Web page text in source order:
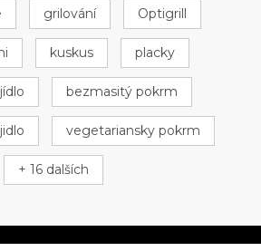
grilování Optigrill
kuskus placky
bezmasitý pokrm
vegetariansky pokrm
+ 16 dalších